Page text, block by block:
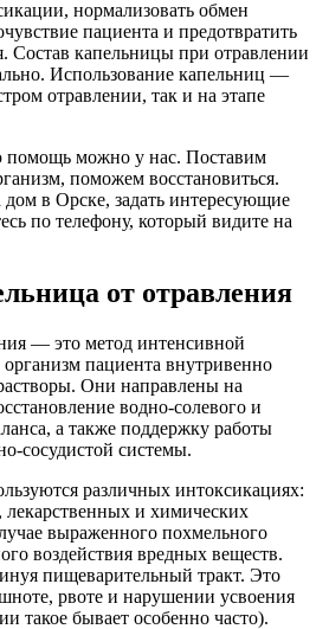
нормализовать обмен
пациента и предотвратить
Состав капельницы при отравлении
Использование капельниц —
отравлении, так и на этапе
помощь можно у нас. Поставим
поможем восстановиться.
дом в Орске, задать интересующие
по телефону, который видите на
от отравления
— это метод интенсивной
пациента внутривенно
Они направлены на
водно-солевого и
а также поддержку работы
сосудистой системы.
различных интоксикациях:
и химических
выраженного похмельного
воздействия вредных веществ.
пищеварительный тракт. Это
рвоте и нарушении усвоения
такое бывает особенно часто).